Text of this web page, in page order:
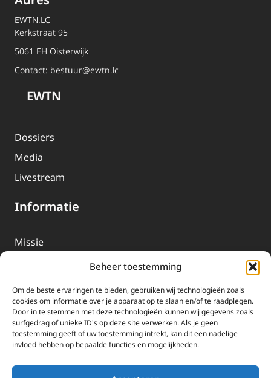
Beheer toestemming
Om de beste ervaringen te bieden, gebruiken wij technologieën zoals
cookies om informatie over je apparaat op te slaan en/of te raadplegen.
Door in te stemmen met deze technologieën kunnen wij gegevens zoals
surfgedrag of unieke ID's op deze site verwerken. Als je geen
toestemming geeft of uw toestemming intrekt, kan dit een nadelige
invloed hebben op bepaalde functies en mogelijkheden.
EWTN.LC
Kerkstraat 95
5061 EH Oisterwijk
Contact: bestuur@ewtn.lc
EWTN
Dossiers
Media
Livestream
Informatie
Missie
EWTN-Team
Organisatiegegevens
Doneren
EWTN wordt uitsluitend gefinancierd door uw donaties.